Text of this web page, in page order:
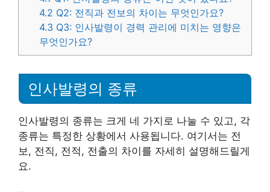
4.2 Q2: 전직과 전보의 차이는 무엇인가요?
4.3 Q3: 인사발령이 경력 관리에 미치는 영향은
무엇인가요?
인사발령의 종류
인사발령의 종류는 크게 네 가지로 나눌 수 있고, 각
종류는 특정한 상황에서 사용됩니다. 여기서는 전
보, 전직, 전적, 전출의 차이를 자세히 설명해드릴게
요.